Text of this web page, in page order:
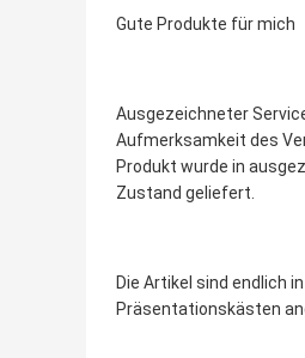
Gute Produkte für mich
Ausgezeichneter
Aufmerksamkeit des
Produkt wurde in
Zustand geliefert.
Die Artikel sind endlich
Präsentationskästen